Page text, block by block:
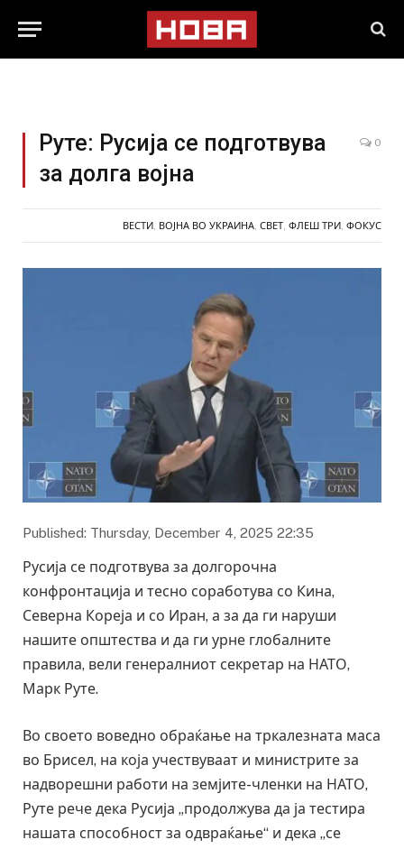
Руте: Русија се подготвува
за долга војна
0
ВЕСТИ ВОЈНА ВО УКРАИНА СВЕТ ФЛЕШ ТРИ ФОКУС
Published: Thursday, December 4, 2025 22:35
Русија се подготвува за долгорочна
конфронтација и тесно соработува со Кина,
Северна Кореја и со Иран, а за да ги наруши
нашите општества и да ги урне глобалните
правила, вели генералниот секретар на НАТО,
Марк Руте.
Во своето воведно обраќање на тркалезната маса
во Брисел, на која учествуваат и министрите за
надворешни работи на земјите-членки на НАТО,
Руте рече дека Русија „продолжува да ја тестира
нашата способност за одвраќање“ и дека „се